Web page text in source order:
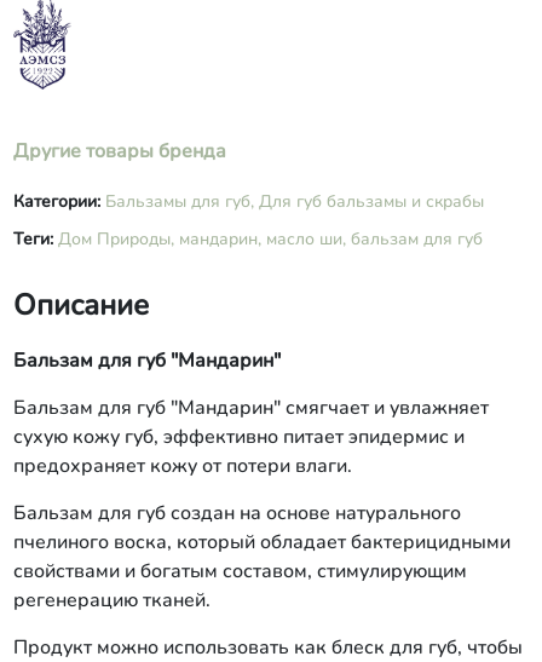
Другие товары бренда
Категории: Бальзамы для губ, Для губ бальзамы и скрабы
Теги: Дом Природы, мандарин, масло ши, бальзам для губ
Описание
Бальзам для губ "Мандарин"
Бальзам для губ "Мандарин" смягчает и увлажняет
сухую кожу губ, эффективно питает эпидермис и
предохраняет кожу от потери влаги.
Бальзам для губ создан на основе натурального
пчелиного воска, который обладает бактерицидными
свойствами и богатым составом, стимулирующим
регенерацию тканей.
Продукт можно использовать как блеск для губ, чтобы